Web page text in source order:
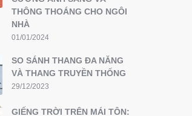
THÔNG THOÁNG CHO NGÔI
NHÀ
01/01/2024
SO SÁNH THANG ĐA NĂNG
VÀ THANG TRUYỀN THỐNG
29/12/2023
GIẾNG TRỜI TRÊN MÁI TÔN: